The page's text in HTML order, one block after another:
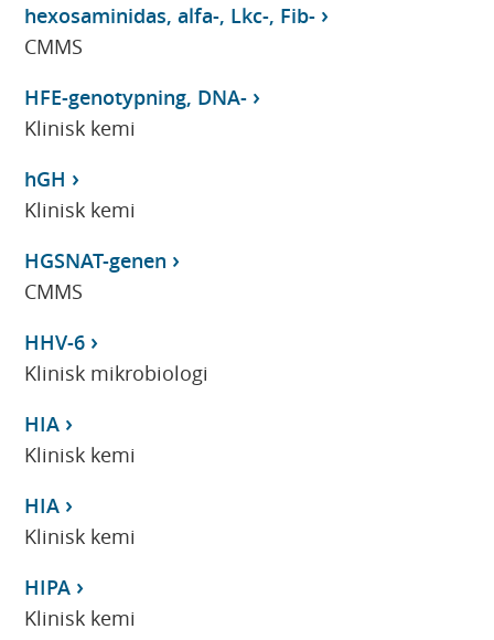
hexosaminidas, alfa-, Lkc-, Fib-
CMMS
HFE-genotypning, DNA-
Klinisk kemi
hGH
Klinisk kemi
HGSNAT-genen
CMMS
HHV-6
Klinisk mikrobiologi
HIA
Klinisk kemi
HIA
Klinisk kemi
HIPA
Klinisk kemi